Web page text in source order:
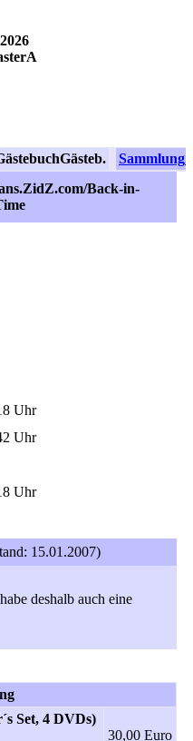
Gästeb. Sammlung
Back-in-
Uhr
Uhr
Uhr
15.01.2007)
deshalb auch eine
Set, 4 DVDs)
30,00 Euro